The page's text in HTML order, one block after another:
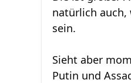
natürlich auch,
sein.
Sieht aber
Putin und